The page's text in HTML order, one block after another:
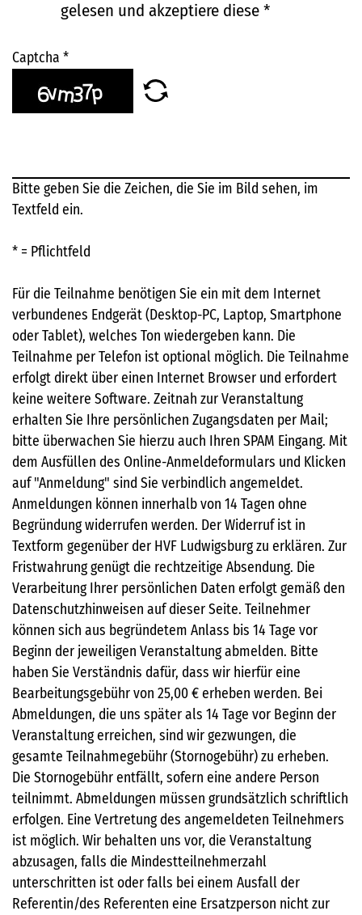
gelesen und akzeptiere diese*
Captcha *
Bitte geben Sie die Zeichen, die Sie im Bild sehen, im
Textfeld ein.
* = Pflichtfeld
Für die Teilnahme benötigen Sie ein mit dem Internet
verbundenes Endgerät (Desktop-PC, Laptop, Smartphone
oder Tablet), welches Ton wiedergeben kann. Die
Teilnahme per Telefon ist optional möglich. Die Teilnahme
erfolgt direkt über einen Internet Browser und erfordert
keine weitere Software. Zeitnah zur Veranstaltung
erhalten Sie Ihre persönlichen Zugangsdaten per Mail;
bitte überwachen Sie hierzu auch Ihren SPAM Eingang. Mit
dem Ausfüllen des Online-Anmeldeformulars und Klicken
auf "Anmeldung" sind Sie verbindlich angemeldet.
Anmeldungen können innerhalb von 14 Tagen ohne
Begründung widerrufen werden. Der Widerruf ist in
Textform gegenüber der HVF Ludwigsburg zu erklären. Zur
Fristwahrung genügt die rechtzeitige Absendung. Die
Verarbeitung Ihrer persönlichen Daten erfolgt gemäß den
Datenschutzhinweisen auf dieser Seite. Teilnehmer
können sich aus begründetem Anlass bis 14 Tage vor
Beginn der jeweiligen Veranstaltung abmelden. Bitte
haben Sie Verständnis dafür, dass wir hierfür eine
Bearbeitungsgebühr von 25,00 € erheben werden. Bei
Abmeldungen, die uns später als 14 Tage vor Beginn der
Veranstaltung erreichen, sind wir gezwungen, die
gesamte Teilnahmegebühr (Stornogebühr) zu erheben.
Die Stornogebühr entfällt, sofern eine andere Person
teilnimmt. Abmeldungen müssen grundsätzlich schriftlich
erfolgen. Eine Vertretung des angemeldeten Teilnehmers
ist möglich. Wir behalten uns vor, die Veranstaltung
abzusagen, falls die Mindestteilnehmerzahl
unterschritten ist oder falls bei einem Ausfall der
Referentin/des Referenten eine Ersatzperson nicht zur